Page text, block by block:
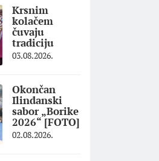
Krsnim
kolačem
čuvaju
tradiciju
03.08.2026.
Okončan
Ilindanski
sabor „Borike
2026“ [FOTO]
02.08.2026.